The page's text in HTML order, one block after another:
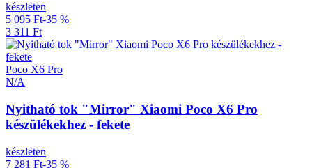
készleten
5 095 Ft-35 %
3 311 Ft
Poco X6 Pro
N/A
Nyitható tok "Mirror" Xiaomi Poco X6 Pro
készülékekhez - fekete
készleten
7 281 Ft-35 %